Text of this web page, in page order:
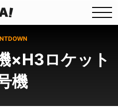
×H3ロケット
機